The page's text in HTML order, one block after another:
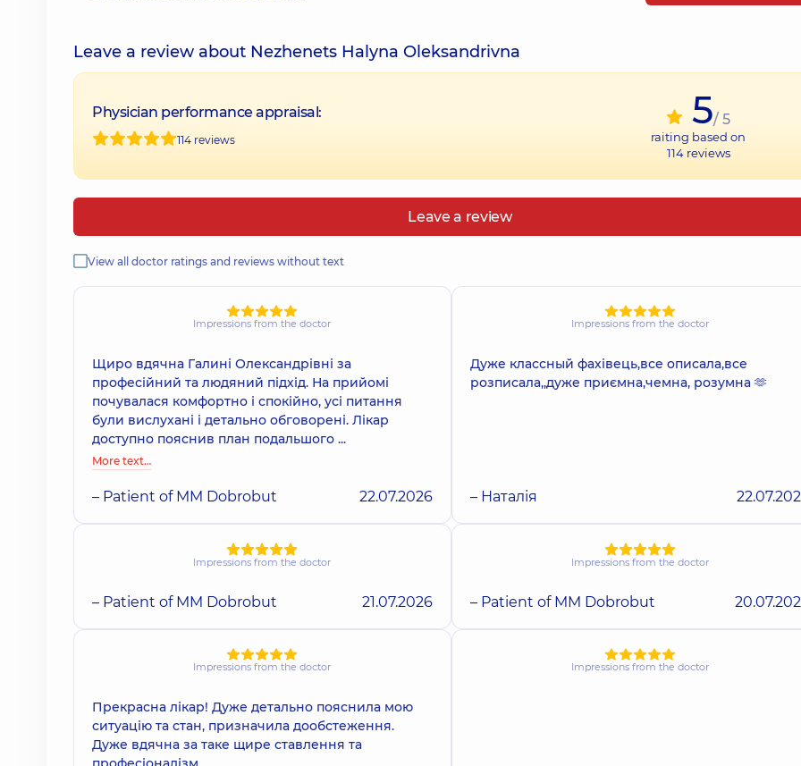
Leave a review about Nezhenets Halyna Oleksandrivna
Physician performance appraisal:
114 reviews
5/ 5
raiting based on
114reviews
Leave a review
View all doctor ratings and reviews without text
Impressions from the doctor
Щиро вдячна Галині Олександрівні за
професійний та людяний підхід. На прийомі
почувалася комфортно і спокійно, усі питання
були вислухані і детально обговорені. Лікар
доступно пояснив план подальшого ...
More text…
– Patient of MM Dobrobut 22.07.2026
Impressions from the doctor
Дуже классный фахівець,все описала,все
розписала,,дуже приємна,чемна, розумна 🫶
– Наталія
Impressions from the doctor
– Patient of MM Dobrobut 21.07.2026
Impressions from the doctor
– Patient of MM Dobrobut
Impressions from the doctor
Прекрасна лікар! Дуже детально пояснила мою
ситуацію та стан, призначила дообстеження.
Дуже вдячна за таке щире ставлення та
Impressions from the doctor